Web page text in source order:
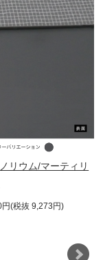
リウム/マーティリ
(税抜 9,273円)